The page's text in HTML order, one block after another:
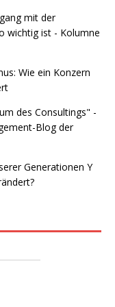
mit der
wichtig ist - Kolumne
Wie ein Konzern
des Consultings" -
Blog der
Generationen Y